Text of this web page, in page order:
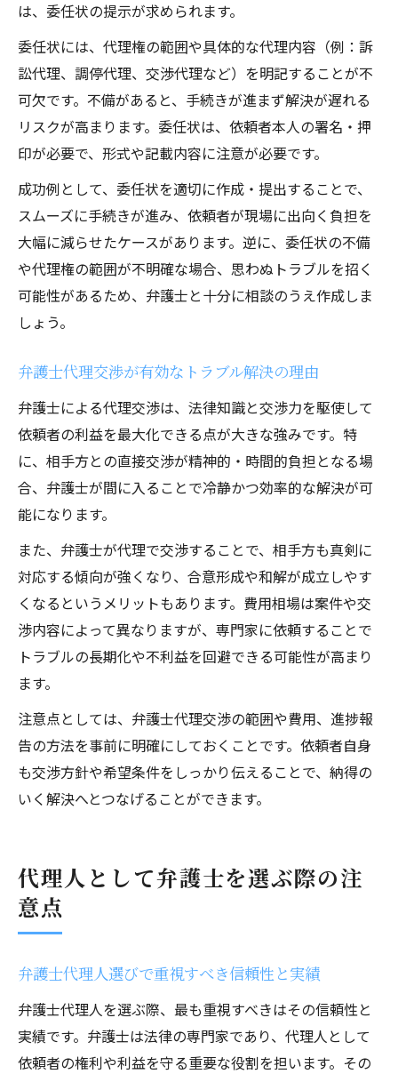
は、委任状の提示が求められます。
委任状には、代理権の範囲や具体的な代理内容（例：訴
訟代理、調停代理、交渉代理など）を明記することが不
可欠です。不備があると、手続きが進まず解決が遅れる
リスクが高まります。委任状は、依頼者本人の署名・押
印が必要で、形式や記載内容に注意が必要です。
成功例として、委任状を適切に作成・提出することで、
スムーズに手続きが進み、依頼者が現場に出向く負担を
大幅に減らせたケースがあります。逆に、委任状の不備
や代理権の範囲が不明確な場合、思わぬトラブルを招く
可能性があるため、弁護士と十分に相談のうえ作成しま
しょう。
弁護士代理交渉が有効なトラブル解決の理由
弁護士による代理交渉は、法律知識と交渉力を駆使して
依頼者の利益を最大化できる点が大きな強みです。特
に、相手方との直接交渉が精神的・時間的負担となる場
合、弁護士が間に入ることで冷静かつ効率的な解決が可
能になります。
また、弁護士が代理で交渉することで、相手方も真剣に
対応する傾向が強くなり、合意形成や和解が成立しやす
くなるというメリットもあります。費用相場は案件や交
渉内容によって異なりますが、専門家に依頼することで
トラブルの長期化や不利益を回避できる可能性が高まり
ます。
注意点としては、弁護士代理交渉の範囲や費用、進捗報
告の方法を事前に明確にしておくことです。依頼者自身
も交渉方針や希望条件をしっかり伝えることで、納得の
いく解決へとつなげることができます。
代理人として弁護士を選ぶ際の注
意点
弁護士代理人選びで重視すべき信頼性と実績
弁護士代理人を選ぶ際、最も重視すべきはその信頼性と
実績です。弁護士は法律の専門家であり、代理人として
依頼者の権利や利益を守る重要な役割を担います。その